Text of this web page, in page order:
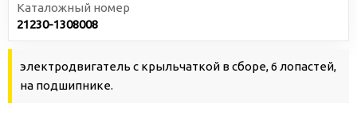
Каталожный номер
21230-1308008
электродвигатель с крыльчаткой в сборе, 6 лопастей,
на подшипнике.